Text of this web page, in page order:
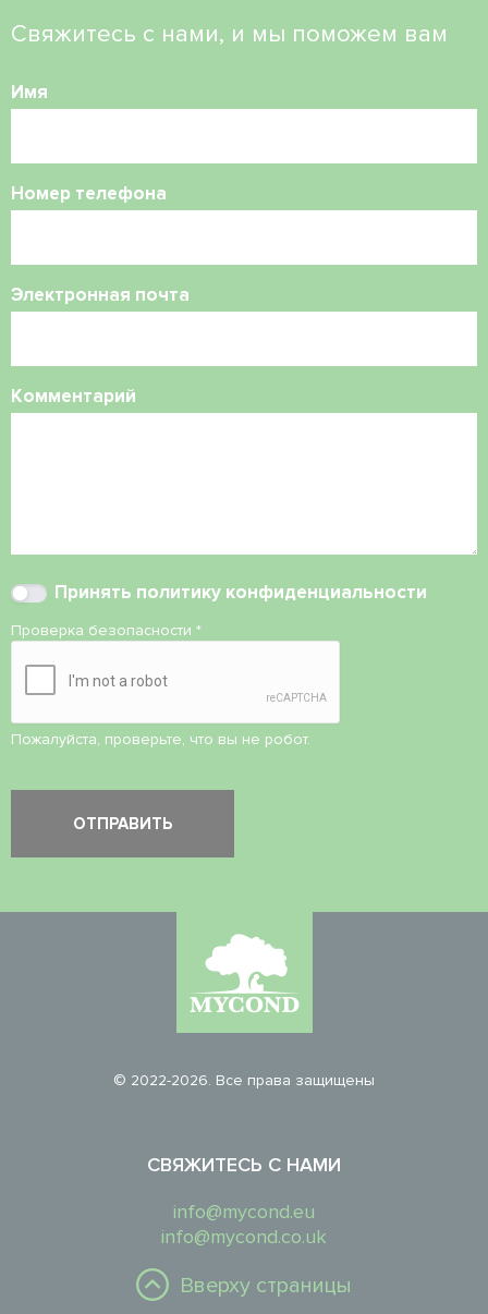
Свяжитесь с нами, и мы поможем вам
Имя
Номер телефона
Электронная почта
Комментарий
Принять политику конфиденциальности
Проверка безопасности *
Пожалуйста, проверьте, что вы не робот.
© 2022-2026. Все права защищены
СВЯЖИТЕСЬ С НАМИ
info@mycond.eu
info@mycond.co.uk
Вверху страницы